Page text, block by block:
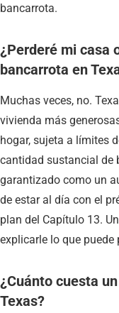
bancarrota.
¿Perderé mi casa
bancarrota en
Muchas veces, no.
vivienda más
hogar, sujeta a límites
cantidad sustancial de
garantizado como un
de estar al día con el
plan del Capítulo 13.
explicarle lo que puede
¿Cuánto cuesta
Texas?